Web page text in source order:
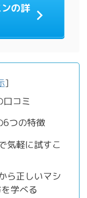
の詳
]
コミ
6つの特徴
気軽に試すこ
ら正しいマシ
学べる